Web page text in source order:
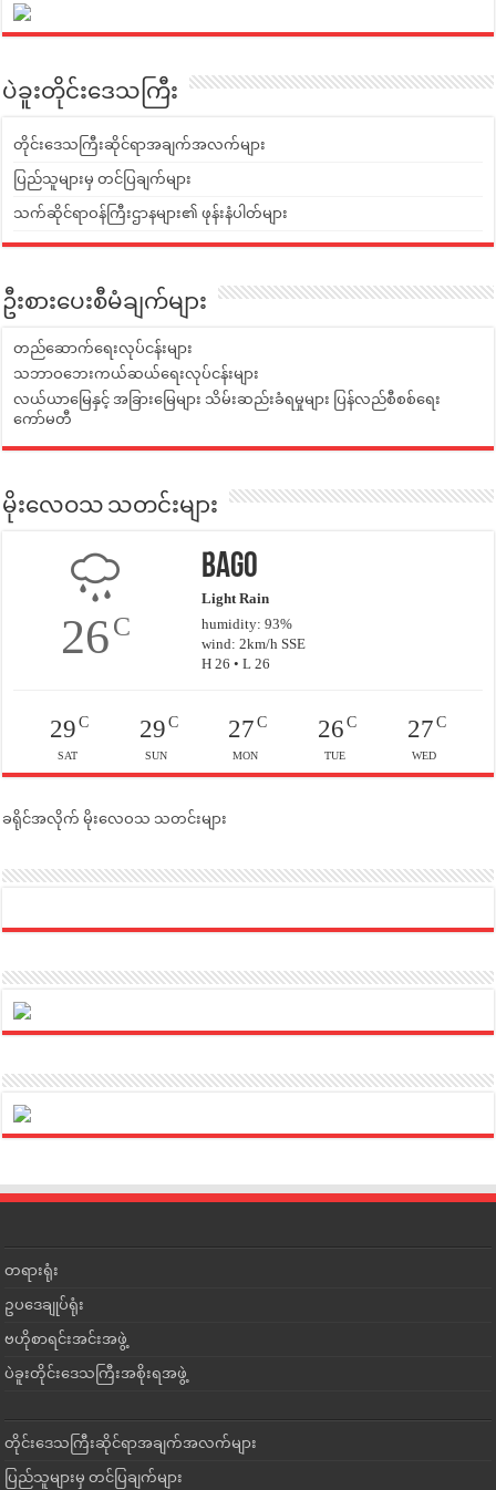
ပဲခူးတိုင်းဒေသကြီး
တိုင်းဒေသကြီးဆိုင်ရာအချက်အလက်များ
ပြည်သူများမှ တင်ပြချက်များ
သက်ဆိုင်ရာဝန်ကြီးဌာနများ၏ ဖုန်းနံပါတ်များ
ဦးစားပေးစီမံချက်များ
တည်ဆောက်ရေးလုပ်ငန်းများ
သဘာဝဘေးကယ်ဆယ်ရေးလုပ်ငန်းများ
လယ်ယာမြေနှင့် အခြားမြေများ သိမ်းဆည်းခံရမှုများ ပြန်လည်စီစစ်ရေး
ကော်မတီ
မိုးလေဝသ သတင်းများ
26C
Bago
Light Rain
humidity: 93%
wind: 2km/h SSE
H 26 • L 26
29C
SAT
29C
SUN
27 C
MON
26C
TUE
27C
WED
ခရိုင်အလိုက် မိုးလေဝသ သတင်းများ
တရားရုံး
ဥပဒေချုပ်ရုံး
ဗဟိုစာရင်းအင်းအဖွဲ့
ပဲခူးတိုင်းဒေသကြီးအစိုးရအဖွဲ့
တိုင်းဒေသကြီးဆိုင်ရာအချက်အလက်များ
ပြည်သူများမှ တင်ပြချက်များ